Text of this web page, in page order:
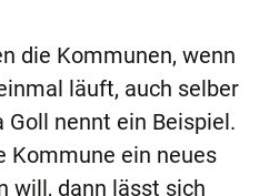
die Kommunen, wenn
läuft, auch selber
nennt ein Beispiel.
Kommune ein neues
will, dann lässt sich